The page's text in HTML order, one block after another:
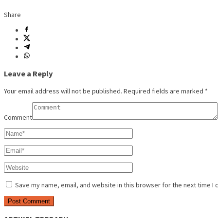
Share
Leave a Reply
Your email address will not be published. Required fields are marked *
Comment
Save my name, email, and website in this browser for the next time I